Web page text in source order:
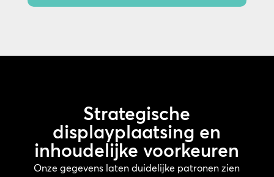
Strategische
displayplaatsing en
inhoudelijke voorkeuren
Onze gegevens laten duidelijke patronen zien